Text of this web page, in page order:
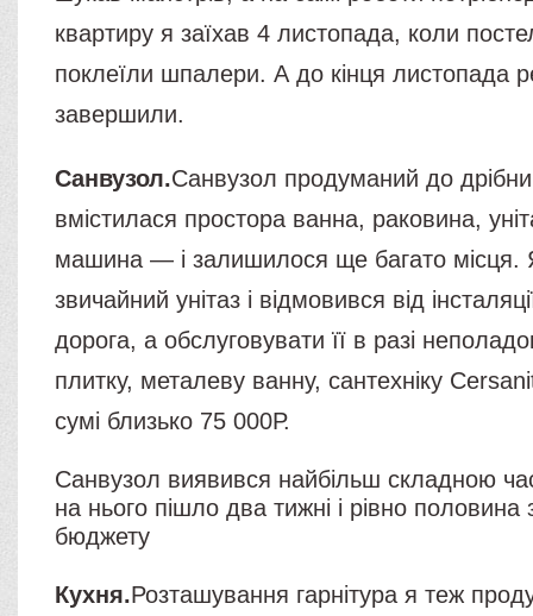
квартиру я заїхав 4 листопада, коли
поклеїли шпалери. А до кінця листопада
завершили.
Санвузол.Санвузол продуманий до
вмістилася простора ванна, раковина,
машина — і залишилося ще багато місця.
звичайний унітаз і відмовився від
дорога, а обслуговувати її в разі
плитку, металеву ванну, сантехніку
сумі близько 75 000Р.
Санвузол виявився найбільш складною
на нього пішло два тижні і рівно половина
бюджету
Кухня.Розташування гарнітура я теж